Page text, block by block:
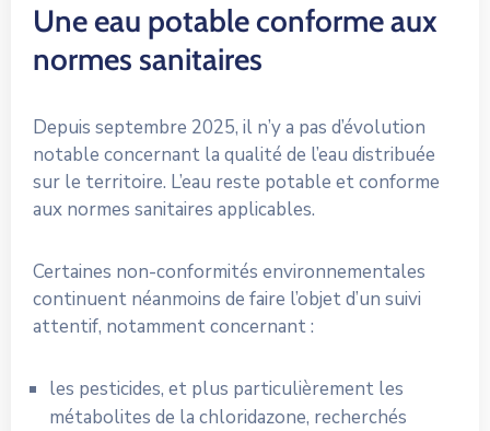
Une eau potable conforme aux
normes sanitaires
Depuis septembre 2025, il n’y a pas d’évolution
notable concernant la qualité de l’eau distribuée
sur le territoire. L’eau reste potable et conforme
aux normes sanitaires applicables.
Certaines non-conformités environnementales
continuent néanmoins de faire l’objet d’un suivi
attentif, notamment concernant :
les pesticides, et plus particulièrement les
métabolites de la chloridazone, recherchés